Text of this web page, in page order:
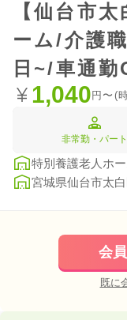
【仙台市
ーム/介護
日~/車通勤
1,040円〜(
非常勤・パート
特別養護老人ホー
宮城県仙台市太
会
既に